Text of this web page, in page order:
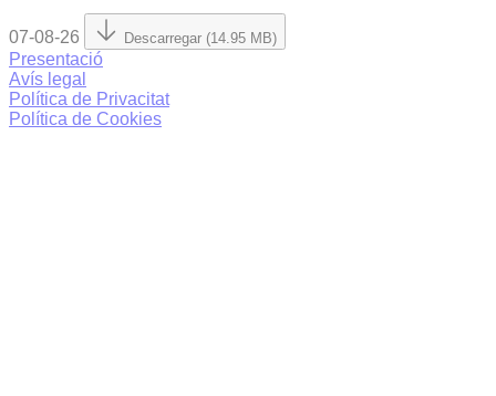
07-08-26 Descarregar (14.95 MB)
Presentació
Avís legal
Política de Privacitat
Política de Cookies